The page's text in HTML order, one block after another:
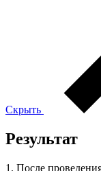
Скрыть
Результат
1. После